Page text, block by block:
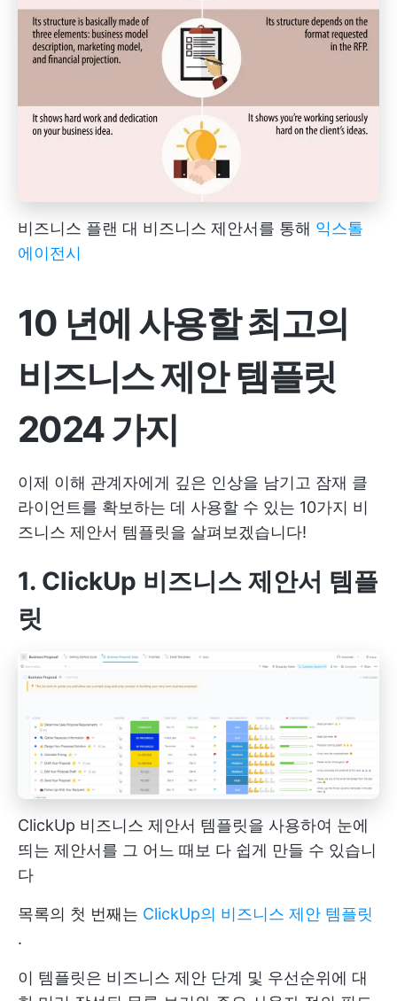
비즈니스 플랜 대 비즈니스 제안서를 통해 익스톨
에이전시
10 년에 사용할 최고의
비즈니스 제안 템플릿
2024 가지
이제 이해 관계자에게 깊은 인상을 남기고 잠재 클
라이언트를 확보하는 데 사용할 수 있는 10가지 비
즈니스 제안서 템플릿을 살펴보겠습니다!
1. ClickUp 비즈니스 제안서 템플
릿
ClickUp 비즈니스 제안서 템플릿을 사용하여 눈에
띄는 제안서를 그 어느 때보 다 쉽게 만들 수 있습니
다
목록의 첫 번째는 ClickUp의 비즈니스 제안 템플릿
.
이 템플릿은 비즈니스 제안 단계 및 우선순위에 대